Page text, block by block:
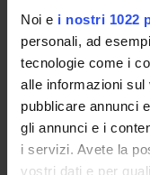
Noi e i nostri 1022
personali, ad
tecnologie come i
alle informazioni
pubblicare annunci
gli annunci e i
i servizi. Avete la
vostri dati e per
STRUTTURE DEL
LIBRARIES
LABORATORI
ASSOCIAZIONI